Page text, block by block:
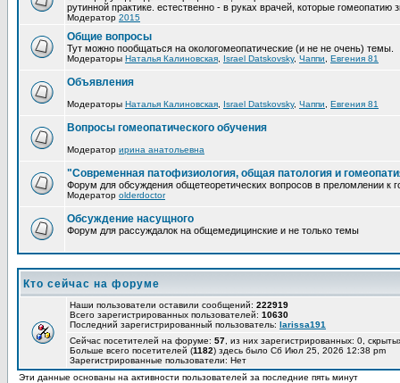
рутинной практике. естественно - в руках врачей, которые гомеопатию
Модератор 2015
Общие вопросы
Тут можно пообщаться на окологомеопатические (и не не очень) темы.
Модераторы Наталья Калиновская Israel Datskovsky, Чаппи Евгения 81
Объявления
Модераторы Наталья Калиновская Israel Datskovsky, Чаппи Евгения 81
Вопросы гомеопатического обучения
Модератор ирина анатольевна
"Современная патофизиология, общая патология и
Форум для обсуждения общетеоретических вопросов в преломлении к
Модератор olderdoctor
Обсуждение насущного
Форум для рассуждалок на общемедицинские и не только темы
Кто сейчас на форуме
Наши пользователи оставили сообщений: 222919
Всего зарегистрированных пользователей: 10630
Последний зарегистрированный пользователь: larissa191
Сейчас посетителей на форуме: 57 , из них зарегистрированных: 0,
Больше всего посетителей (1182) здесь было Сб Июл 25, 2026 12:38 pm
Зарегистрированные пользователи: Нет
Эти данные основаны на активности пользователей за последние пять минут